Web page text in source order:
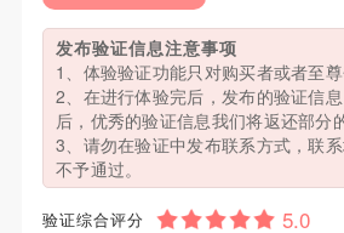
发布验证信息注意事项
1、体验验证功能只对购买者或者至尊
2、在进行体验完后，发布的验证信
后，优秀的验证信息我们将返还部分
3、请勿在验证中发布联系方式，联
不予通过。
验证综合评分